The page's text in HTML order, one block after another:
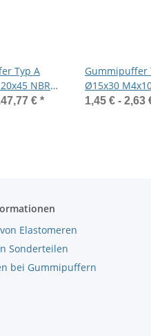
Typ A
NBR
verzinkt
€*
Gummipuffer
Ø15x30
55°Shore
1,45 € - 2,63
Elastomeren
Sonderteilen
bei Gummipuffern